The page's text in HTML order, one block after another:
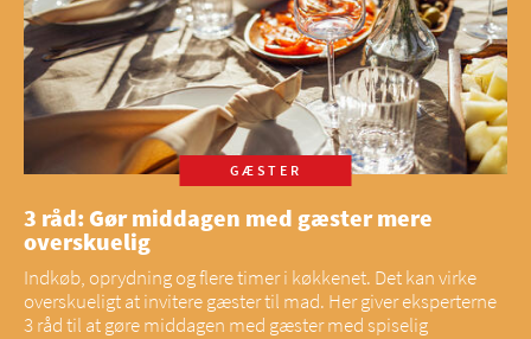
GÆSTER
3 råd: Gør middagen med gæster mere
overskuelig
Indkøb, oprydning og flere timer i køkkenet. Det kan virke
overskueligt at invitere gæster til mad. Her giver eksperterne
3 råd til at gøre middagen med gæster med spiselig